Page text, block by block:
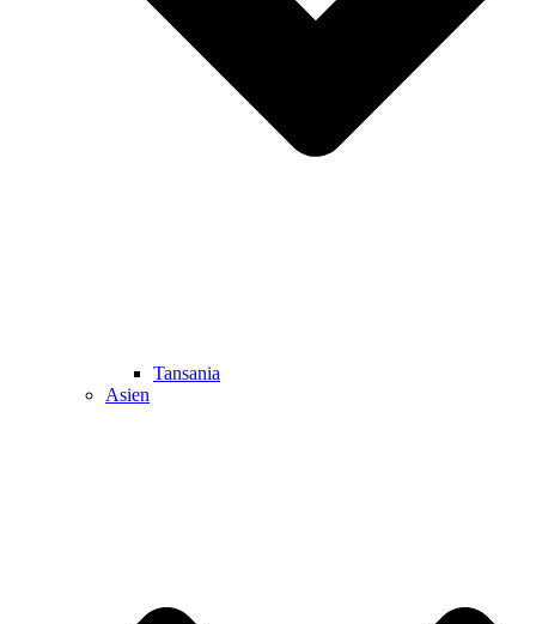
Tansania
Asien